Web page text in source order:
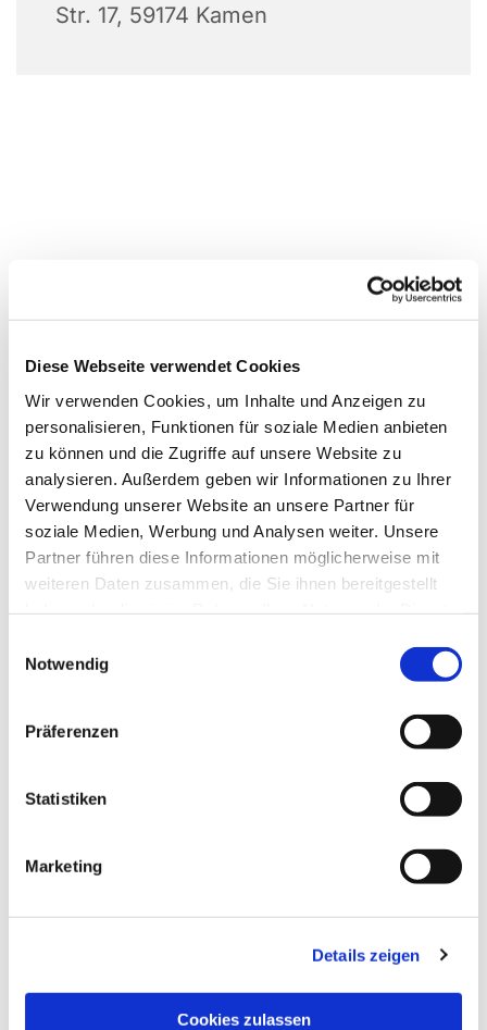
Diese Webseite verwendet Cookies
Wir verwenden Cookies, um Inhalte und Anzeigen zu
personalisieren, Funktionen für soziale Medien anbieten
zu können und die Zugriffe auf unsere Website zu
analysieren. Außerdem geben wir Informationen zu Ihrer
Verwendung unserer Website an unsere Partner für
soziale Medien, Werbung und Analysen weiter. Unsere
Partner führen diese Informationen möglicherweise mit
weiteren Daten zusammen, die Sie ihnen bereitgestellt
Notwendig
Präferenzen
Statistiken
Marketing
Details zeigen
Cookies zulassen
Str. 17, 59174 Kamen
Dies könnte Sie auch
interessieren